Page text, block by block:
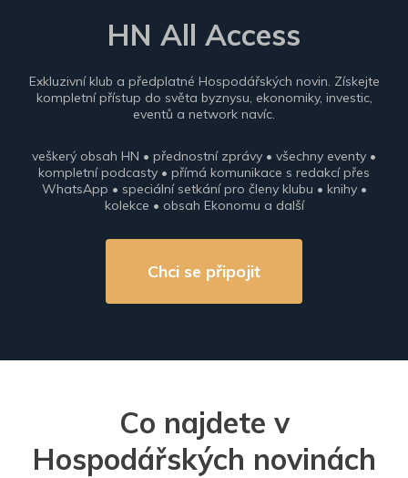
HN All Access
Exkluzivní klub a předplatné Hospodářských novin. Získejte
kompletní přístup do světa byznysu, ekonomiky, investic,
eventů a network navíc.
veškerý obsah HN • přednostní zprávy • všechny eventy •
kompletní podcasty • přímá komunikace s redakcí přes
WhatsApp • speciální setkání pro členy klubu • knihy •
kolekce • obsah Ekonomu a další
Chci se připojit
Co najdete v
Hospodářských novinách